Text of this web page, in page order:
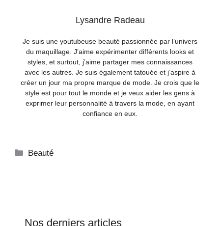
Lysandre Radeau
Je suis une youtubeuse beauté passionnée par l’univers
du maquillage. J’aime expérimenter différents looks et
styles, et surtout, j’aime partager mes connaissances
avec les autres. Je suis également tatouée et j’aspire à
créer un jour ma propre marque de mode. Je crois que le
style est pour tout le monde et je veux aider les gens à
exprimer leur personnalité à travers la mode, en ayant
confiance en eux.
Catégories
Beauté
Nos derniers articles